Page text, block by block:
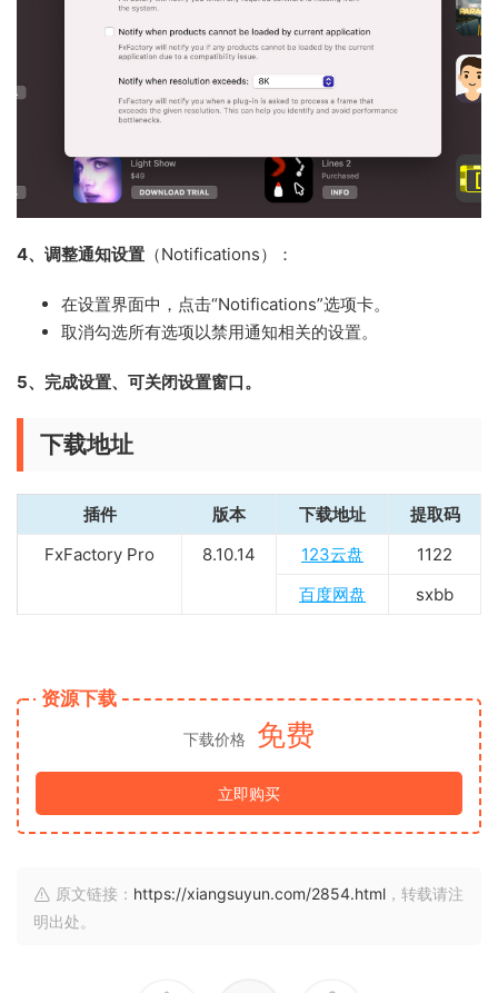
4、调整通知设置 （Notifications）：
在设置界面中，点击“Notifications”选项卡。
取消勾选所有选项以禁用通知相关的设置。
5、完成设置、可关闭设置窗口。
下载地址
插件 版本 下载地址
提取码
FxFactory Pro
8.10.14 123云盘
1122
百度网盘
sxbb
资源下载
下载价格 免费
立即购买
原文链接： https://xiangsuyun.com/2854.html ，转载请注
明出处。